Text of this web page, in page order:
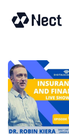
springen